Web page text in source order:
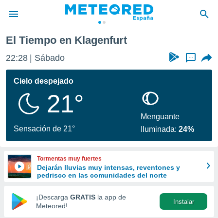
de
por
se
calidad.
a este
las
y
forma
digital
basada
El Tiempo en Klagenfurt
22:28 Sábado ...
Cielo despejado
21°
Sensación de 21°
Menguante
Iluminada:24%
Tormentas muy fuertes
Dejarán lluvias muy intensas, reventones y
pedrisco en las comunidades del norte
¡Descarga GRATIS la app de
Meteored!
Instalar